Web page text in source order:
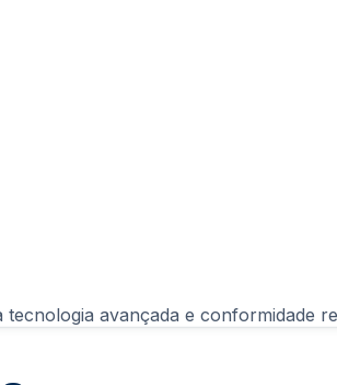
Market: plataforma que integra tecnologia avançada e